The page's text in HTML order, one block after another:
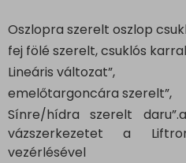
Oszlopra szerelt oszlop
fej fölé szerelt, csuklós
Lineáris változat”,
emelőtargoncára szerelt”,
Sínre/hídra szerelt
vázszerkezetet a
vezérlésével